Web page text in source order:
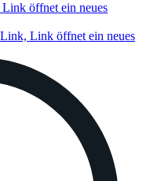
öffnet ein neues
Link öffnet ein neues